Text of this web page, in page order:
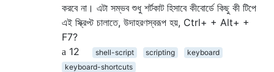
করবে না। এটা সম্ভব শুধু শর্টকাট হিসাবে কীবোর্ডে কিছু কী টিপে
এই স্ক্রিপ্ট চালাতে, উদাহরণস্বরূপ হয়, Ctrl+ + Alt+ +
F7?
12
shell-script scripting
keyboard
keyboard-shortcuts